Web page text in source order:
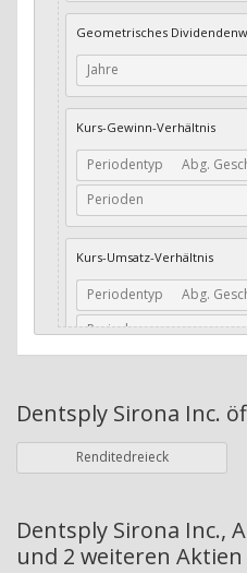
Cash-Quote
CFO / Interest Expense
Current Ratio
Long-Term Debt to Working
Dividenden-Check
Stabiles Dividenden-
Stabiles Dividenden-
Stabiles Absolutes
Dividendenrendite
Adj. Dividendenrendite
Geometrisches
Jahre
Kurs-Gewinn-Verhältnis
Periodentyp
Abg.
Perioden
Kurs-Umsatz-Verhältnis
Periodentyp
Abg.
Perioden
Währung
Periodentyp
Jahre
Perioden
Dentsply Sirona Inc.
Renditedreieck
Dentsply Sirona Inc.,
und 2 weiteren Aktien